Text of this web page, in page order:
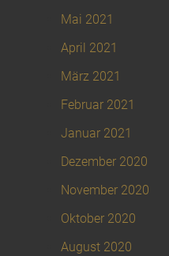
Mai 2021
April 2021
März 2021
Februar 2021
Januar 2021
Dezember 2020
November 2020
Oktober 2020
August 2020